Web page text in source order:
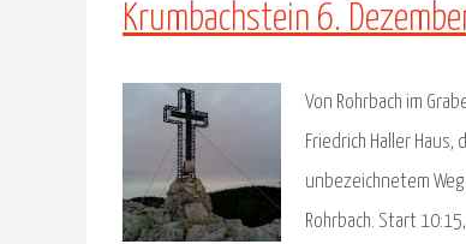
Krumbachstein 6.
Von Rohrbach im
Friedrich Haller
unbezeichnetem
Rohrbach. Start